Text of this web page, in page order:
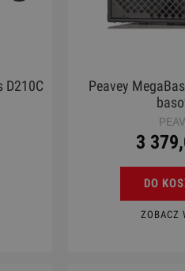
D210C
Peavey
3
DO
ZOBACZ